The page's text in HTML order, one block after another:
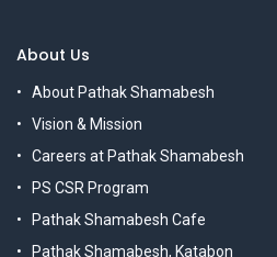
About Us
About Pathak Shamabesh
Vision & Mission
Careers at Pathak Shamabesh
PS CSR Program
Pathak Shamabesh Cafe
Pathak Shamabesh, Katabon